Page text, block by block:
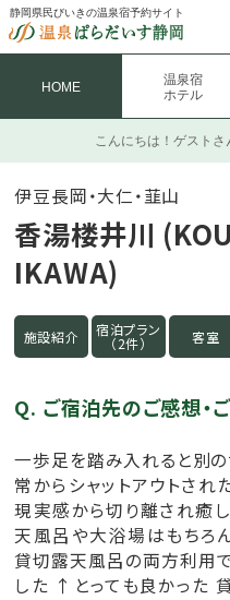
静岡県民びいきの温泉宿予約サイト
HOME
温泉宿
ホテル
こんにちは！ ゲストさ
伊豆長岡・大仁・韮山
香湯楼井川
IKAWA)
施設紹介 宿泊プラン
（2件） 客室
Q. ご宿泊先のご感想・
一歩足を踏み入れると別
常からシャットアウトさ
現実感から切り離され癒
天風呂や大浴場はもち
貸切露天風呂の両方利用
した ↑とっても良かった